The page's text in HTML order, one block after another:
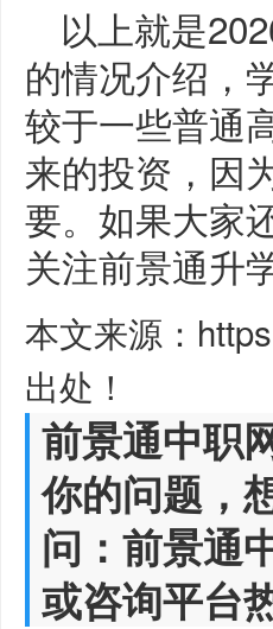
以上就是
的情况介绍，
较于一些普通
来的投资，因
要。如果大家
关注前景通升
本文来源：
出处！
前景通中职
你的问题，
问：前景通
或咨询平台